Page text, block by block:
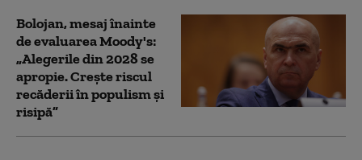
Bolojan, mesaj înainte
de evaluarea Moody's:
„Alegerile din 2028 se
apropie. Crește riscul
recăderii în populism și
risipă”